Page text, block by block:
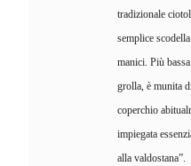
tradizionale
semplice
manici. Più
grolla, è munita
coperchio
impiegata
alla valdostana”.